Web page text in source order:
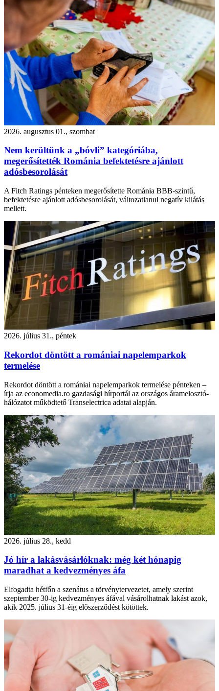
2026. augusztus 01., szombat
Nem kerültünk a „bóvli” kategóriába,
megerősítették Románia befektetésre ajánlott
adósbesorolását
A Fitch Ratings pénteken megerősítette Románia BBB-szintű,
befektetésre ajánlott adósbesorolását, változatlanul negatív kilátás
mellett.
2026. július 31., péntek
Rekordot döntött a romániai napelemparkok
termelése
Rekordot döntött a romániai napelemparkok termelése pénteken –
írja az economedia.ro gazdasági hírportál az országos áramelosztó-
hálózatot működtető Transelectrica adatai alapján.
2026. július 28., kedd
Jó hír a lakásvásárlóknak: még két hónapig
maradhat a kedvezményes áfa
Elfogadta hétfőn a szenátus a törvénytervezetet, amely szerint
szeptember 30-ig kedvezményes áfával vásárolhatnak lakást azok,
akik 2025. július 31-éig előszerződést kötöttek.